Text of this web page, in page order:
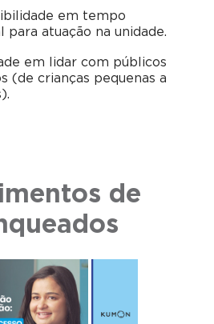
em tempo
para atuação na unidade.
em lidar com públicos
(de crianças pequenas a
de